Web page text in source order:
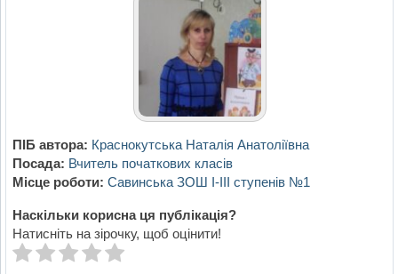
ПІБ автора: Краснокутська Наталія Анатоліївна
Посада: Вчитель початкових класів
Місце роботи: Савинська ЗОШ І-ІІІ ступенів №1
Наскільки корисна ця публікація?
Натисніть на зірочку, щоб оцінити!